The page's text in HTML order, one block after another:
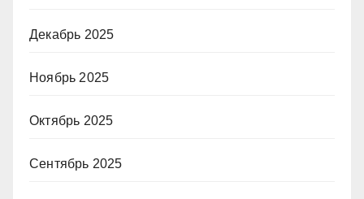
Декабрь 2025
Ноябрь 2025
Октябрь 2025
Сентябрь 2025